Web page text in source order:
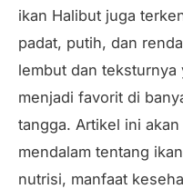
ikan Halibut juga
padat, putih, dan
lembut dan teksturnya
menjadi favorit di
tangga. Artikel ini
mendalam tentang
nutrisi, manfaat